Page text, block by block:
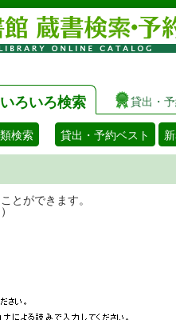
いろいろ検索 貸出・
検索 貸出・予約ベスト
検索することがで